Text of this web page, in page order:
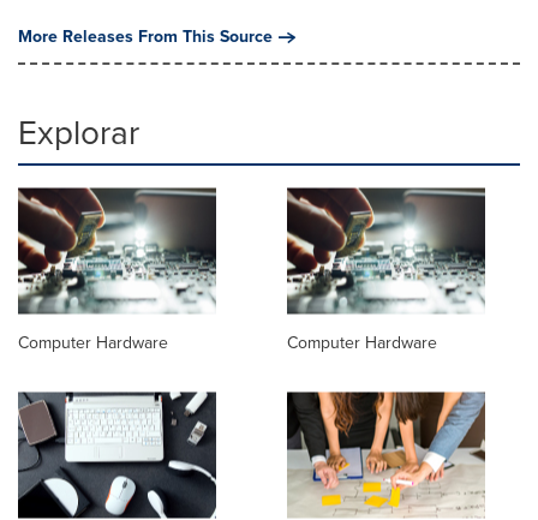
More Releases From This Source
Explorar
Computer Hardware Computer Hardware